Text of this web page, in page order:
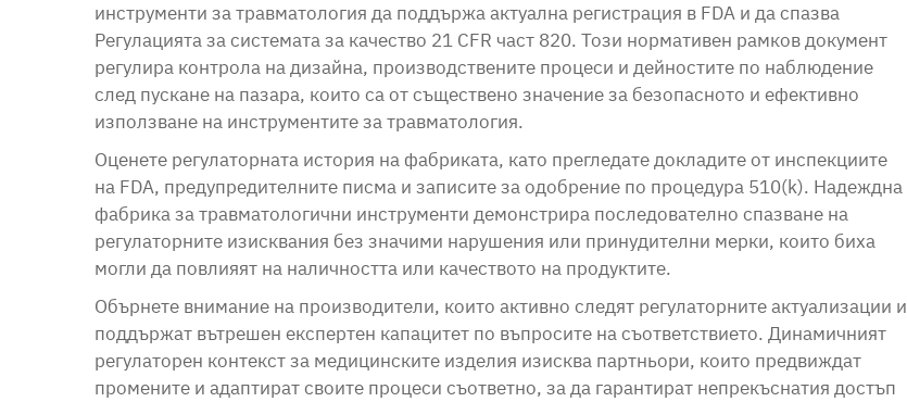
инструменти за травматология да поддържа актуална регистрация в FDA и да спазва
Регулацията за системата за качество 21 CFR част 820. Този нормативен рамков документ
регулира контрола на дизайна, производствените процеси и дейностите по наблюдение
след пускане на пазара, които са от съществено значение за безопасното и ефективно
използване на инструментите за травматология.
Оценете регулаторната история на фабриката, като прегледате докладите от инспекциите
на FDA, предупредителните писма и записите за одобрение по процедура 510(k). Надеждна
фабрика за травматологични инструменти демонстрира последователно спазване на
регулаторните изисквания без значими нарушения или принудителни мерки, които биха
могли да повлияят на наличността или качеството на продуктите.
Обърнете внимание на производители, които активно следят регулаторните актуализации и
поддържат вътрешен експертен капацитет по въпросите на съответствието. Динамичният
регулаторен контекст за медицинските изделия изисква партньори, които предвиждат
промените и адаптират своите процеси съответно, за да гарантират непрекъснатия достъп